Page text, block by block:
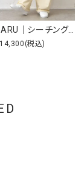
NARU｜シーチングハンドワッシャーノッポパンツ [[643855BE]][C]
(税込)